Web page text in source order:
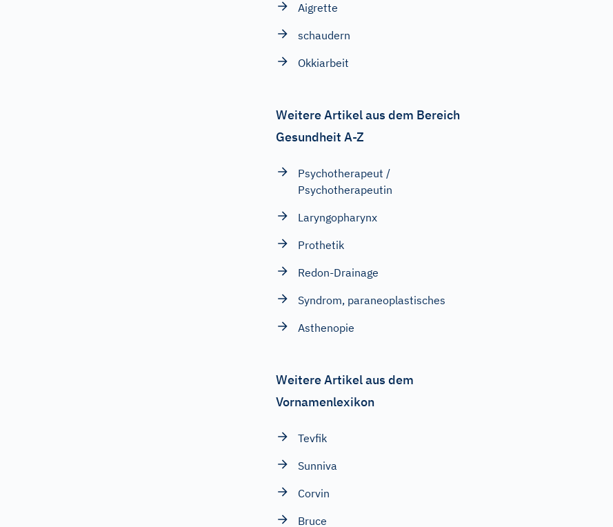
Aigrette
schaudern
Okkiarbeit
Weitere Artikel aus dem Bereich
Gesundheit A-Z
Psychotherapeut /
Psychotherapeutin
Laryngopharynx
Prothetik
Redon-Drainage
Syndrom, paraneoplastisches
Asthenopie
Weitere Artikel aus dem
Vornamenlexikon
Tevfik
Sunniva
Corvin
Bruce